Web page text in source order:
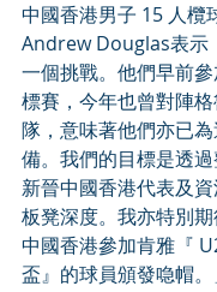
中國香港男子 15 人欖
Andrew Douglas表示
一個挑戰。他們早前
標賽，今年也曾對陣
隊，意味著他們亦已
備。我們的目標是透過
新晉中國香港代表及
板凳深度。我亦特別
中國香港參加肯雅『
盃』的球員頒發喼帽。